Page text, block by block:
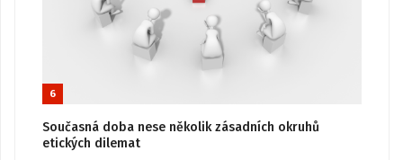
6
Současná doba nese několik zásadních okruhů
etických dilemat